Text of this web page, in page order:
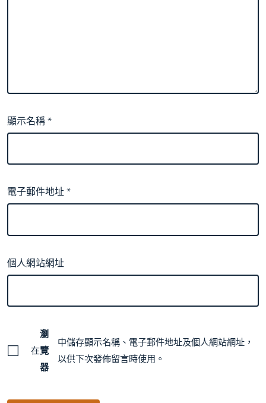
顯示名稱*
電子郵件地址*
個人網站網址
在
瀏
覽
器
中儲存顯示名稱、電子郵件地址及個人網站網址，
以供下次發佈留言時使用。